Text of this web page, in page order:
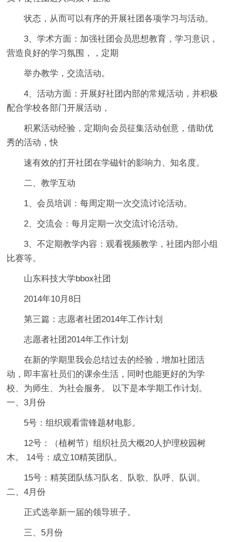
状态，从而可以有序的开展社团各项学习与活动。
3、学术方面：加强社团会员思想教育，学习意识，
营造良好的学习氛围，，定期
举办教学，交流活动。
4、活动方面：开展好社团内部的常规活动，并积极
配合学校各部门开展活动，
积累活动经验，定期向会员征集活动创意，借助优
秀的活动，快
速有效的打开社团在学磁针的影响力、知名度。
二、教学互动
1、会员培训：每周定期一次交流讨论活动。
2、交流会：每月定期一次交流讨论活动。
3、不定期教学内容：观看视频教学，社团内部小组
比赛等。
山东科技大学bbox社团
2014年10月8日
第三篇：志愿者社团2014年工作计划
志愿者社团2014年工作计划
在新的学期里我会总结过去的经验，增加社团活
动，即丰富社员们的课余生活，同时也能更好的为学
校、为师生、为社会服务。 以下是本学期工作计划。
一、3月份
5号：组织观看雷锋题材电影。
12号：（植树节）组织社员大概20人护理校园树
木。 14号：成立10精英团队。
15号：精英团队练习队名、队歌、队呼、队训。
二、4月份
正式选举新一届的领导班子。
三、5月份